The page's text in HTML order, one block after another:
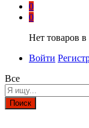
0
0
Нет товаров в
Войти
Все
Поиск